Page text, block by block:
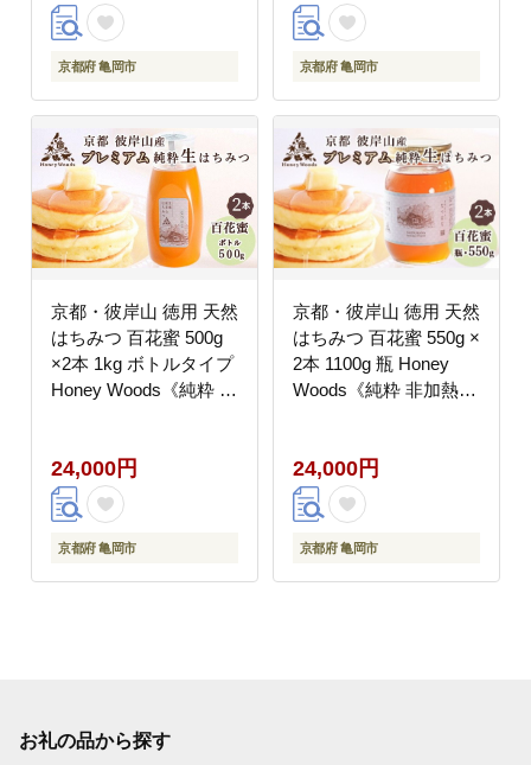
訳あり
京都府 亀岡市 京都府 亀岡市
京都・彼岸山 徳用 天然
はちみつ 百花蜜 500g
×2本 1kg ボトルタイプ
Honey Woods《純粋 非
健康 ダイエット》訳あ
り
24,000円
京都府 亀岡市
京都・彼岸山 徳用 天然
はちみつ 百花蜜 550g ×
2本 1100g 瓶 Honey
Woods《純粋 非加熱
康 ダイエット》訳あり
24,000円
京都府 亀岡市
お礼の品から探す